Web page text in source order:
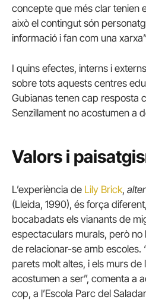
concepte que més clar tenien
això el contingut són
informació i fan com una
I quins efectes, interns i
sobre tots aquests centres
Gubianas tenen cap resposta
Senzillament no acostumen a
Valors i
L’experiència de Lily Brick,
(Lleida, 1990), és força
bocabadats els vianants de
espectaculars murals, però
de relacionar-se amb escoles.
parets molt altes, i els murs de
acostumen a ser”, comenta a
cop, a l’Escola Parc del